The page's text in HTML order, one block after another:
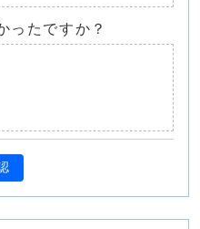
ったですか？